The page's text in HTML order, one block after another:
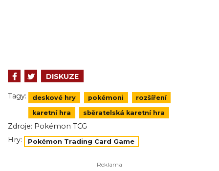
DISKUZE
Tagy: deskové hry pokémoni rozšíření
karetní hra sběratelská karetní hra
Zdroje: Pokémon TCG
Hry:
Pokémon Trading Card Game